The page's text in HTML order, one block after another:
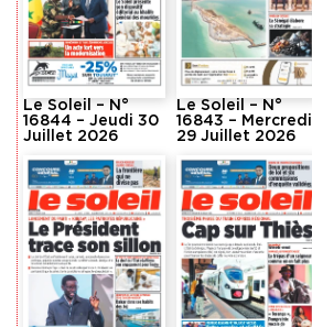
Le Soleil – N°
16844 – Jeudi 30
Juillet 2026
Le Soleil – N°
16843 – Mercredi
29 Juillet 2026